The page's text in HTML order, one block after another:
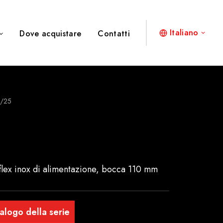
Dove acquistare Contatti Italiano
25
inox di alimentazione, bocca 110 mm
della serie